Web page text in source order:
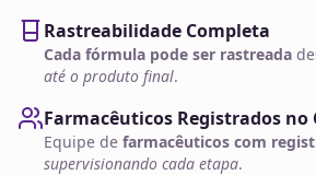
Rastreabilidade Completa
Cada fórmula pode ser rastreada
até o produto final.
Farmacêuticos Registrados no
Equipe de farmacêuticos com
supervisionando cada etapa.